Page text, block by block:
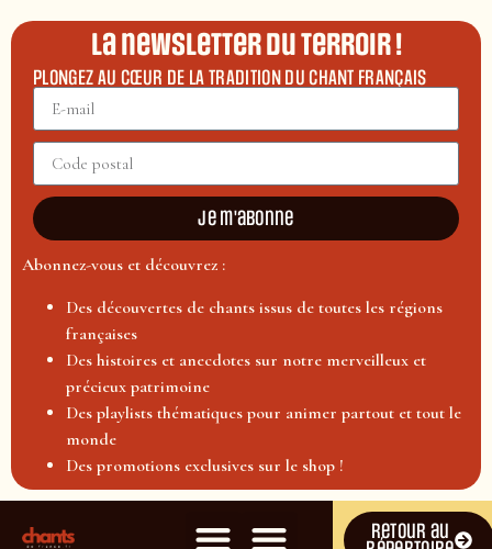
La newsletter du terroir !
PLONGEZ AU CŒUR DE LA TRADITION DU CHANT FRANÇAIS
Je m'abonne
Abonnez-vous et découvrez :
Des découvertes de chants issus de toutes les régions
françaises
Des histoires et anecdotes sur notre merveilleux et
précieux patrimoine
Des playlists thématiques pour animer partout et tout le
monde
Des promotions exclusives sur le shop !
Retour au